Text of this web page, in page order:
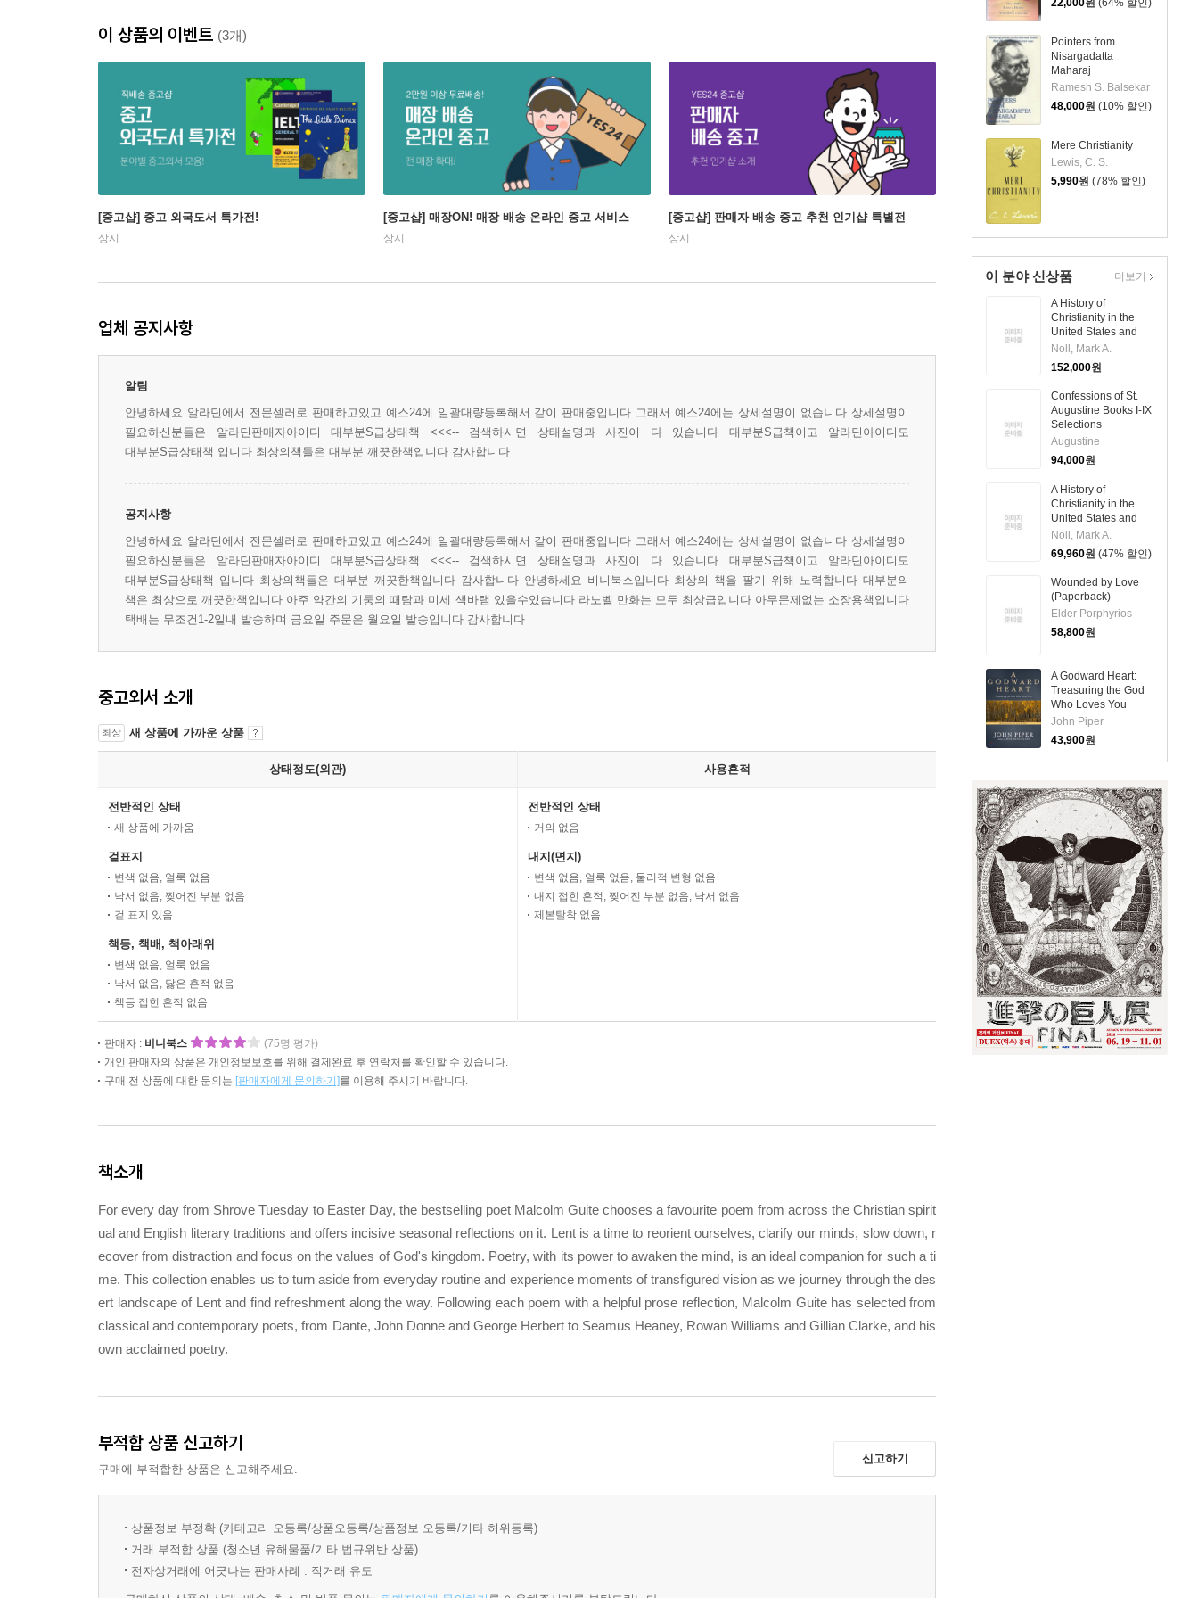
Pointers from
Nisargadatta
Maharaj
Ramesh S. Balsekar
48,000원 (10% 할인)
Mere Christianity
Lewis, C. S.
5,990원 (78% 할인)
이 분야 신상품
A History of
Christianity in the
United States and
Canada (Paperback)
Noll, Mark A.
152,000원
Confessions of St.
Augustine Books I-IX
Selections
(Paperback)
Augustine
94,000원
A History of
Christianity in the
United States and
Canada
Noll, Mark A.
69,960원 (47% 할인)
Wounded by Love
(Paperback)
Elder Porphyrios
58,800원
A Godward Heart:
Treasuring the God
Who Loves You
(Hardcover)
John Piper
43,900원
더보기
이 상품의 이벤트 (3개)
[중고샵] 중고 외국도서 특가전!
상시
[중고샵] 매장ON! 매장 배송 온라인 중고 서비스
상시
[중고샵] 판매자 배송 중고 추천 인기샵 특별전
상시
업체 공지사항
알림
안녕하세요 알라딘에서 전문셀러로 판매하고있고 예스24에 일괄대량등록해서 같이 판매중입니다 그래서 예스24에는 상세설명이 없습니다 상세설명이
필요하신분들은 알라딘판매자아이디 대부분S급상태책 <<<-- 검색하시면 상태설명과 사진이 다 있습니다 대부분S급책이고 알라딘아이디도
대부분S급상태책 입니다 최상의책들은 대부분 깨끗한책입니다 감사합니다
공지사항
안녕하세요 알라딘에서 전문셀러로 판매하고있고 예스24에 일괄대량등록해서 같이 판매중입니다 그래서 예스24에는 상세설명이 없습니다 상세설명이
필요하신분들은 알라딘판매자아이디 대부분S급상태책 <<<-- 검색하시면 상태설명과 사진이 다 있습니다 대부분S급책이고 알라딘아이디도
대부분S급상태책 입니다 최상의책들은 대부분 깨끗한책입니다 감사합니다 안녕하세요 비니북스입니다 최상의 책을 팔기 위해 노력합니다 대부분의
책은 최상으로 깨끗한책입니다 아주 약간의 기둥의 때탐과 미세 색바램 있을수있습니다 라노벨 만화는 모두 최상급입니다 아무문제없는 소장용책입니다
택배는 무조건1-2일내 발송하며 금요일 주문은 월요일 발송입니다 감사합니다
중고외서 소개
최상 새 상품에 가까운 상품
상태정도(외관) 사용흔적
전반적인 상태
새 상품에 가까움
겉표지
변색 없음, 얼룩 없음
낙서 없음, 찢어진 부분 없음
겉 표지 있음
책등, 책배, 책아래위
변색 없음, 얼룩 없음
낙서 없음, 닳은 흔적 없음
책등 접힌 흔적 없음
전반적인 상태
거의 없음
내지(면지)
변색 없음, 얼룩 없음, 물리적 변형 없음
내지 접힌 흔적, 찢어진 부분 없음, 낙서 없음
제본탈착 없음
판매자 : 비니북스
(75명 평가)
개인 판매자의 상품은 개인정보보호를 위해 결제완료 후 연락처를 확인할 수 있습니다.
구매 전 상품에 대한 문의는 [판매자에게 문의하기]를 이용해 주시기 바랍니다.
책소개
For every day from Shrove Tuesday to Easter Day, the bestselling poet Malcolm Guite chooses a favourite poem from across the Christian spirit
ual and English literary traditions and offers incisive seasonal reflections on it. Lent is a time to reorient ourselves, clarify our minds, slow down, r
ecover from distraction and focus on the values of God's kingdom. Poetry, with its power to awaken the mind, is an ideal companion for such a ti
me. This collection enables us to turn aside from everyday routine and experience moments of transfigured vision as we journey through the des
ert landscape of Lent and find refreshment along the way. Following each poem with a helpful prose reflection, Malcolm Guite has selected from
classical and contemporary poets, from Dante, John Donne and George Herbert to Seamus Heaney, Rowan Williams and Gillian Clarke, and his
own acclaimed poetry.
부적합 상품 신고하기
구매에 부적합한 상품은 신고해주세요.
신고하기
상품정보 부정확 (카테고리 오등록/상품오등록/상품정보 오등록/기타 허위등록)
거래 부적합 상품 (청소년 유해물품/기타 법규위반 상품)
전자상거래에 어긋나는 판매사례 : 직거래 유도